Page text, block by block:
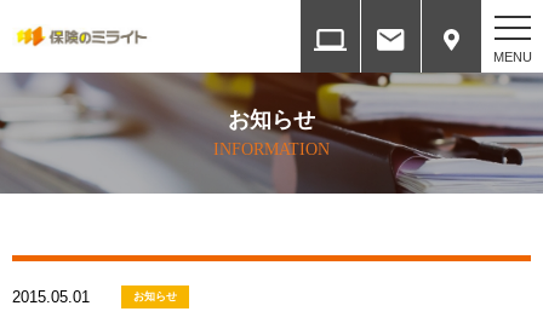
ホーム
HOME
お知らせ
INFORMATION
2015.05.01 お知らせ